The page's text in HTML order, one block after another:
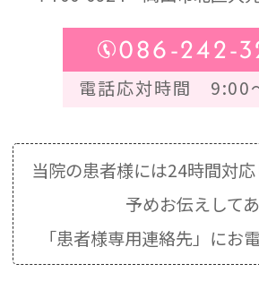
086-242-
電話応対時間 9:00
当院の患者様には24時間対応
予めお伝えして
「患者様専用連絡先」にお